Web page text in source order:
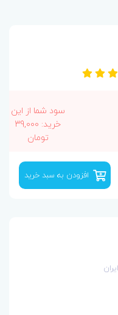
سود شما از این
خرید: 39,000
تومان
افزودن به سبد خرید